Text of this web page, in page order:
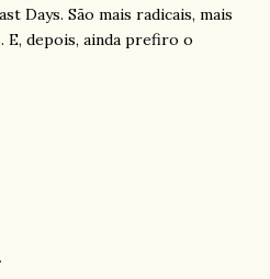
Days. São mais radicais, mais
E, depois, ainda prefiro o